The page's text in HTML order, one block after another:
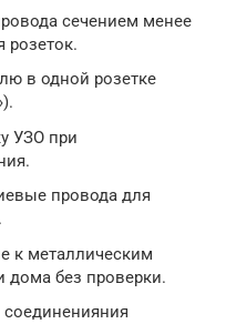
сечением менее
розеток.
в одной розетке
УЗО при
провода для
к металлическим
дома без проверки.